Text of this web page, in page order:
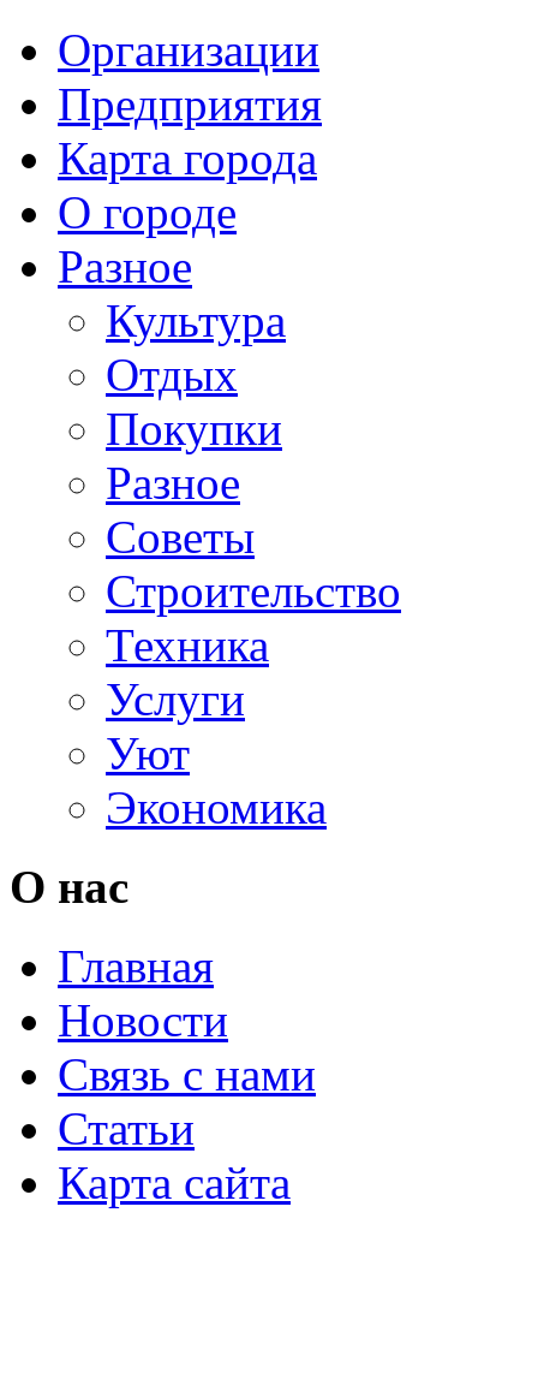
Организации
Предприятия
Карта города
О городе
Разное
Культура
Отдых
Покупки
Разное
Советы
Строительство
Техника
Услуги
Уют
Экономика
О нас
Главная
Новости
Связь с нами
Статьи
Карта сайта